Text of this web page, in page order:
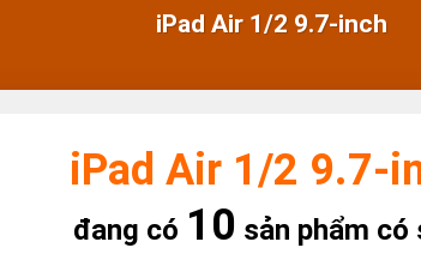
iPad Air 1/2 9.7-inch
iPad Air 1/2 9.7-
đang có 10 sản phẩm có